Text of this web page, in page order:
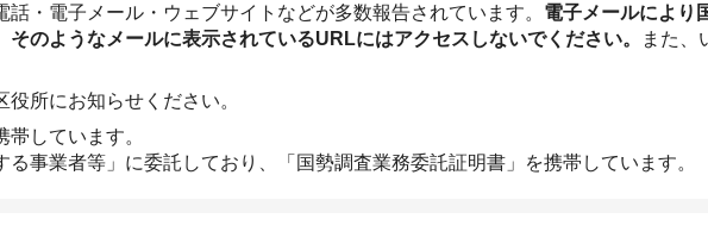
・電子メール・ウェブサイトなどが多数報告されています。 電子メールにより
のようなメールに表示されているURLにはアクセスしないでください。
また、
所にお知らせください。
しています。
事業者等」に委託しており、「国勢調査業務委託証明書」を携帯しています。